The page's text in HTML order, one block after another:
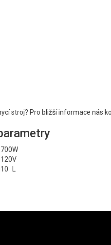
stroj? Pro bližší informace nás
700W
120V
10